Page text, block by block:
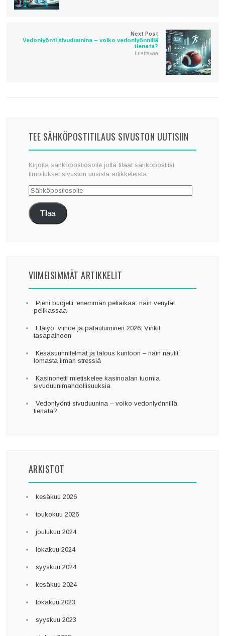
Next Post
Vedonlyönti sivuduunina – voiko vedonlyönnillä
tienata?
Luettavaa
TEE SÄHKÖPOSTITILAUS SIVUSTON UUTISIIN
Kirjoita sähköpostiosoite jolla tilaat sähköpostiisi
ilmoitukset sivuston uusista artikkeleista.
Sähköpostiosoite
Tilaa
VIIMEISIMMÄT ARTIKKELIT
Pieni budjetti, enemmän peliaikaa: näin venytät
pelikassaa
Etätyö, viihde ja palautuminen 2026: Vinkit
tasapainoon
Kesäsuunnitelmat ja talous kuntoon – näin nautit
lomasta ilman stressiä
Kasinonetti mietiskelee kasinoalan tuomia
sivuduunimahdollisuuksia
Vedonlyönti sivuduunina – voiko vedonlyönnillä
tienata?
ARKISTOT
kesäkuu 2026
toukokuu 2026
joulukuu 2024
lokakuu 2024
syyskuu 2024
kesäkuu 2024
lokakuu 2023
syyskuu 2023